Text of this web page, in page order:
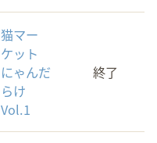
猫マー
ケット
にゃんだ
らけ
Vol.1
終了